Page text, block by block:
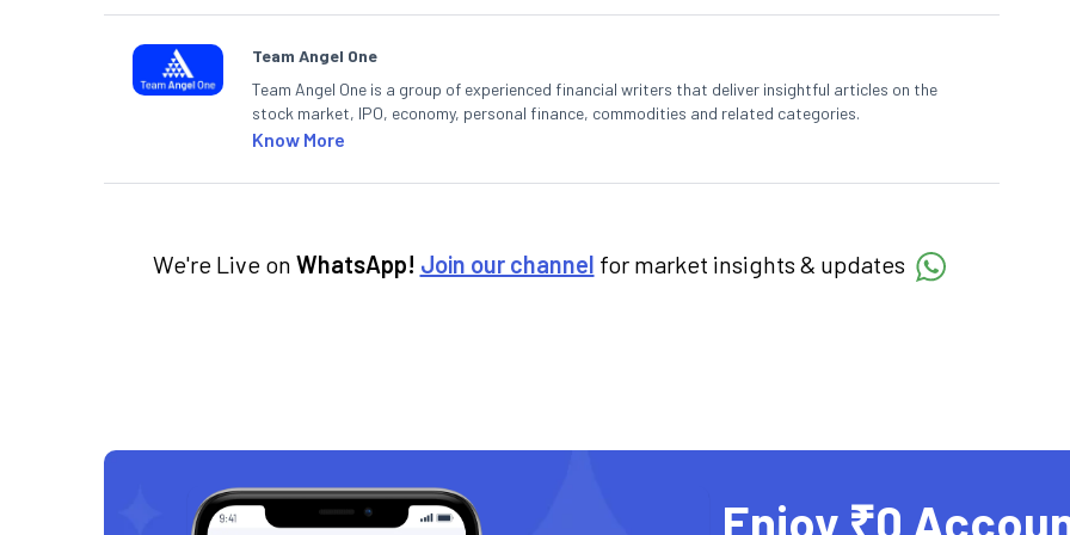
Team Angel One
Team Angel One is a group of experienced financial writers that deliver insightful articles on the
stock market, IPO, economy, personal finance, commodities and related categories.
Know More
We're Live on WhatsApp! Join our channel for market insights & updates
Enjoy ₹0